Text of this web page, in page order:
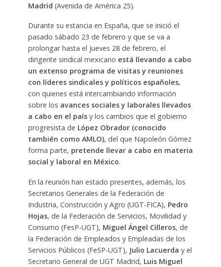
Madrid (Avenida de América 25).
Durante su estancia en España, que se inició el
pasado sábado 23 de febrero y que se va a
prolongar hasta el jueves 28 de febrero, el
dirigente sindical mexicano está llevando a cabo
un extenso programa de visitas y reuniones
con líderes sindicales y políticos españoles,
con quienes está intercambiando información
sobre los avances sociales y laborales llevados
a cabo en el paísy los cambios que el gobierno
progresista de López Obrador (conocido
también como AMLO), del que Napoleón Gómez
forma parte, pretende llevar a cabo en materia
social y laboral en México.
En la reunión han estado presentes, además, los
Secretarios Generales de la Federación de
Industria, Construcción y Agro (UGT-FICA), Pedro
Hojas, de la Federación de Servicios, Movilidad y
Consumo (FesP-UGT), Miguel Ángel Cilleros, de
la Federación de Empleados y Empleadas de los
Servicios Públicos (FeSP-UGT), Julio Lacuerda y el
Secretario General de UGT Madrid, Luis Miguel